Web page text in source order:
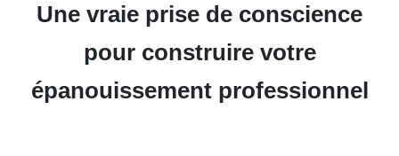
Une vraie prise de conscience
pour construire votre
épanouissement professionnel